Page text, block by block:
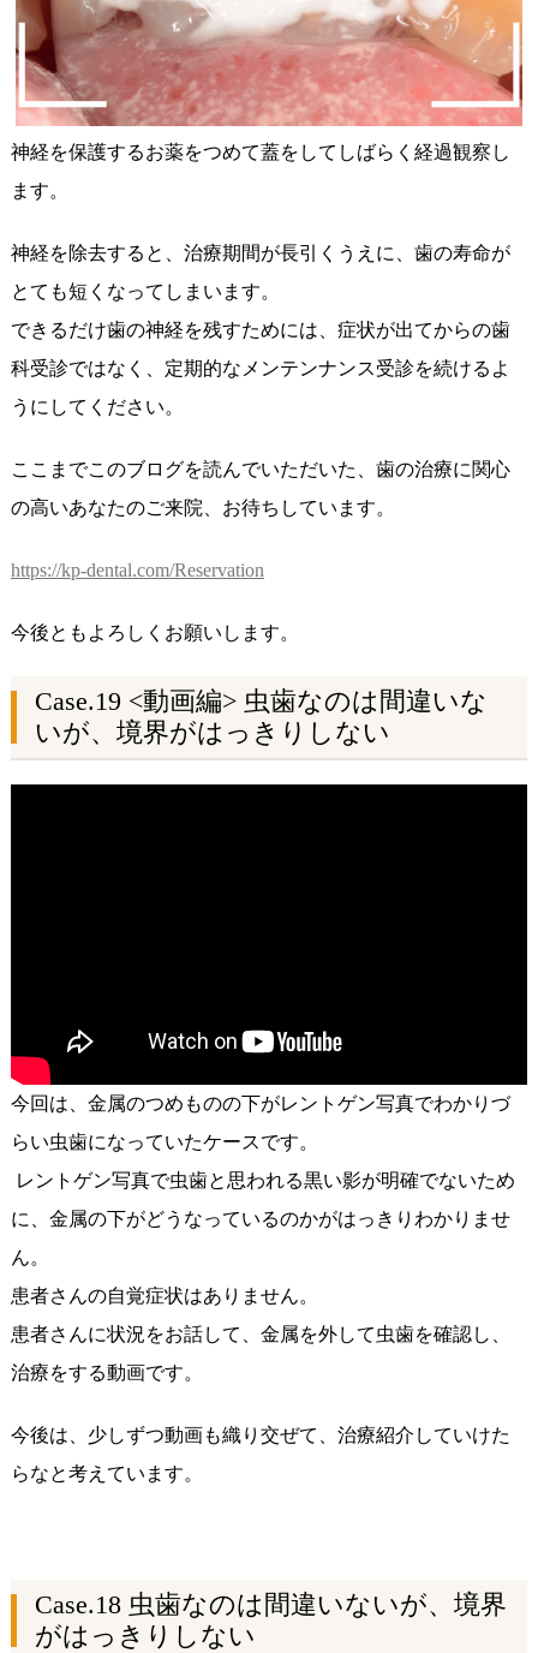
神経を保護するお薬をつめて蓋をしてしばらく経過観察し
ます。
神経を除去すると、治療期間が長引くうえに、歯の寿命が
とても短くなってしまいます。
できるだけ歯の神経を残すためには、症状が出てからの歯
科受診ではなく、定期的なメンテンナンス受診を続けるよ
うにしてください。
ここまでこのブログを読んでいただいた、歯の治療に関心
の高いあなたのご来院、お待ちしています。
https://kp-dental.com/Reservation
今後ともよろしくお願いします。
Case.19 <動画編> 虫歯なのは間違いな
いが、境界がはっきりしない
今回は、金属のつめものの下がレントゲン写真でわかりづ
らい虫歯になっていたケースです。
レントゲン写真で虫歯と思われる黒い影が明確でないため
に、金属の下がどうなっているのかがはっきりわかりませ
ん。
患者さんの自覚症状はありません。
患者さんに状況をお話して、金属を外して虫歯を確認し、
治療をする動画です。
今後は、少しずつ動画も織り交ぜて、治療紹介していけた
らなと考えています。
Case.18 虫歯なのは間違いないが、境界
がはっきりしない